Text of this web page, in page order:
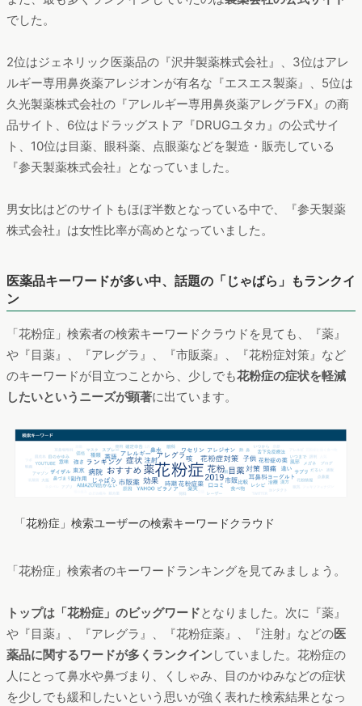
でした。
2位はジェネリック医薬品の『沢井製薬株式会社』、3位はアレ
ルギー専用鼻炎薬アレジオンが有名な『エスエス製薬』、5位は
久光製薬株式会社の『アレルギー専用鼻炎薬アレグラFX』の商
品サイト、6位はドラッグストア『DRUGユタカ』の公式サイ
ト、10位は目薬、眼科薬、点眼薬などを製造・販売している
『参天製薬株式会社』となっていました。
男女比はどのサイトもほぼ半数となっている中で、『参天製薬
株式会社』は女性比率が高めとなっていました。
医薬品キーワードが多い中、話題の「じゃばら」もランクイ
ン
「花粉症」検索者の検索キーワードクラウドを見ても、『薬』
や『目薬』、『アレグラ』、『市販薬』、『花粉症対策』など
のキーワードが目立つことから、少しでも花粉症の症状を軽減
したいというニーズが顕著に出ています。
「花粉症」検索ユーザーの検索キーワードクラウド
「花粉症」検索者のキーワードランキングを見てみましょう。
トップは「花粉症」のビッグワードとなりました。次に『薬』
や『目薬』、『アレグラ』、『花粉症薬』、『注射』などの医
薬品に関するワードが多くランクインしていました。花粉症の
人にとって鼻水や鼻づまり、くしゃみ、目のかゆみなどの症状
を少しでも緩和したいという思いが強く表れた検索結果となっ